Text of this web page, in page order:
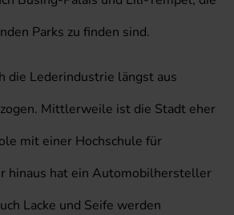
Parks zu finden sind.
die Lederindustrie längst aus
Mittlerweile ist die Stadt eher
mit einer Hochschule für
hinaus hat ein Automobilhersteller
Lacke und Seife werden